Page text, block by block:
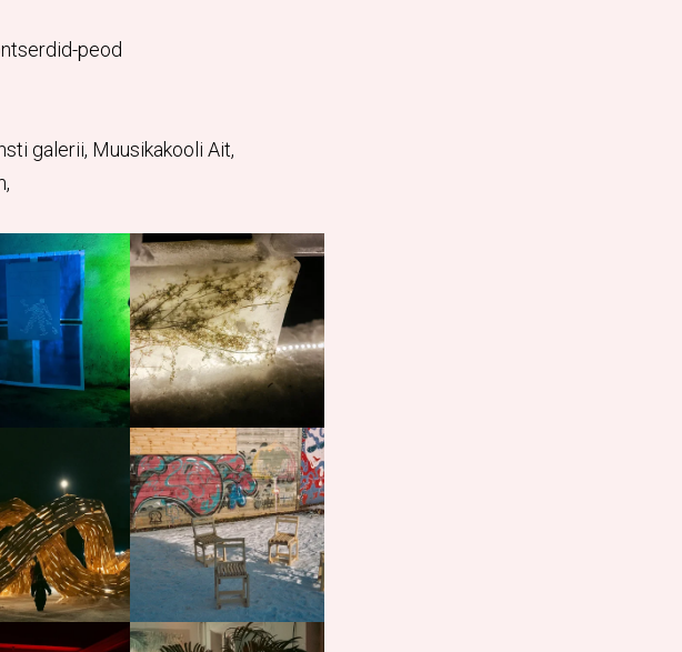
peod
galerii, Muusikakooli Ait,